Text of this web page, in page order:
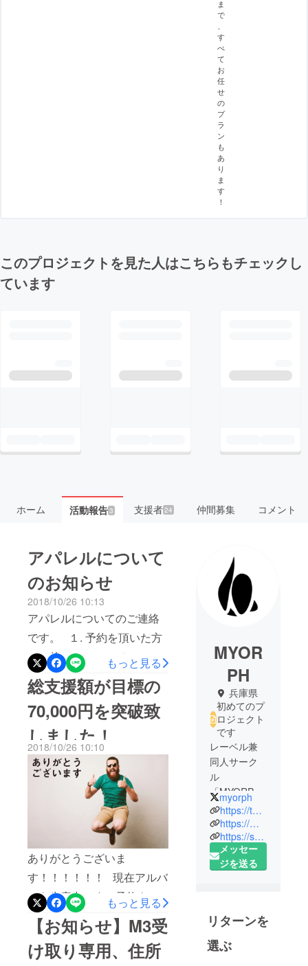
ま
で
す
べ
て
お
任
せ
の
プ
ラ
ン
も
あ
り
ま
す
！
このプロジェクトを見た人はこちらもチェックし
ています
ホーム 活動報告3 支援者 24 仲間募集 コメント
アパレルについて
のお知らせ
2018/10/26 10:13
アパレルについてのご連絡
です。 １. 予約を頂いた方
には後にメッセージにてご
確認させていただきます
が、ロンTのほうがギルダン
のアメリカンサイズとなっ
ているため、国内メーカー
の同サイズよりも約1サイズ
ほど大きめ（と言うよりは
長め）になっております。
Sサイズ：着丈70 身幅46 袖
丈64 肩幅45 Mサイズ：着丈
72 身幅51 袖丈66 肩幅50 L
サイズ：着丈75 身幅56 袖丈
68 肩幅55 XLサイズ：着丈
77 身幅61 袖丈70 肩幅60
2. デザインは同じで、別の
色の下地のものは注文でき
もっと見る
総支援額が目標の
70,000円を突破致
しました！
2018/10/26 10:10
ありがとうございま
す！！！！！！ 現在アルバ
ムを生産中です。予約をし
て頂いた方へは、28日のM3
終了後にロンT、パーカーを
生産し、11月中旬以降を目
もっと見る
【お知らせ】M3受
け取り専用、住所
MYOR
PH
兵庫県
初めてのプ
ロジェクト
です
レーベル兼
同人サーク
ル
「MYORPH
（ミョー
フ）」で
す。
運営等は神
戸在住のト
sanmal（
https://twitter
.com/ocha30
myorph
https://twitter.com/myorph
https://myorph.bandcamp.com/
https://soundcloud.com/myorph
メッセー
ジを送る
リターンを
選ぶ